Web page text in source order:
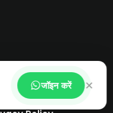
जॉइन करें ✕